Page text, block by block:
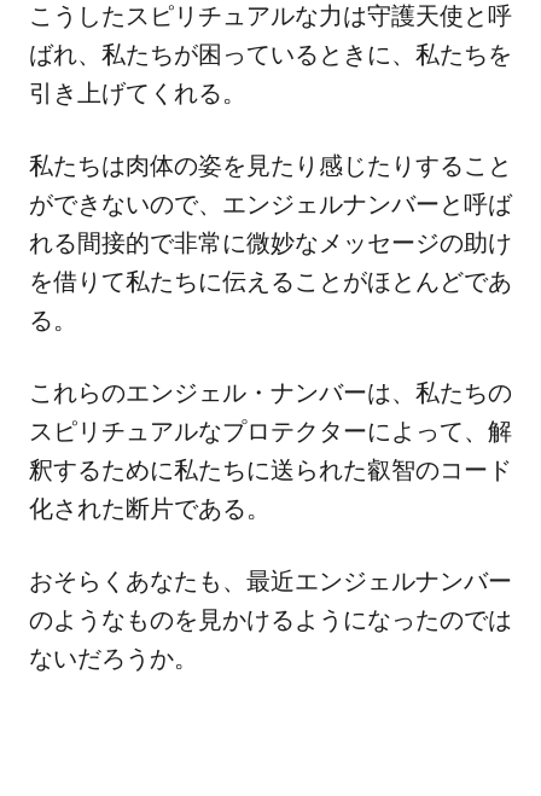
こうしたスピリチュアルな力は守護天使と呼
ばれ、私たちが困っているときに、私たちを
引き上げてくれる。
私たちは肉体の姿を見たり感じたりすること
ができないので、エンジェルナンバーと呼ば
れる間接的で非常に微妙なメッセージの助け
を借りて私たちに伝えることがほとんどであ
る。
これらのエンジェル・ナンバーは、私たちの
スピリチュアルなプロテクターによって、解
釈するために私たちに送られた叡智のコード
化された断片である。
おそらくあなたも、最近エンジェルナンバー
のようなものを見かけるようになったのでは
ないだろうか。